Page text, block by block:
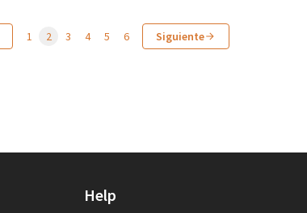
1 2 3 4 5 6 Siguiente
Help